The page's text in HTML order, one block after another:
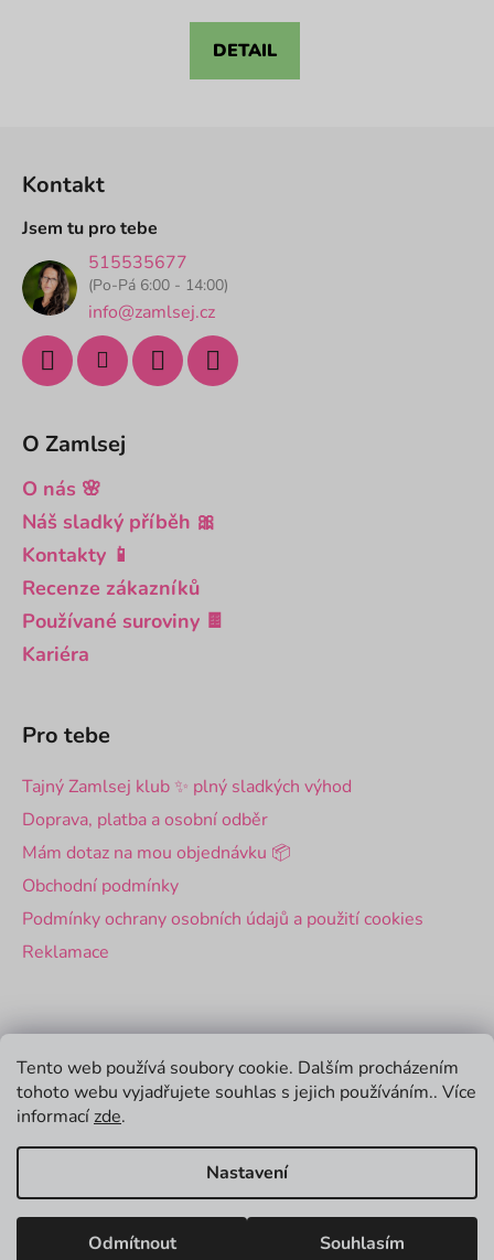
Tento web používá soubory cookie. Dalším procházením
tohoto webu vyjadřujete souhlas s jejich používáním.. Více
informací zde.
Nastavení
Odmítnout Souhlasím
z
DETAIL
Kontakt
Jsem tu pro tebe
515535677
(Po-Pá 6:00 - 14:00)
info@zamlsej.cz
O Zamlsej
O nás 🌸
Náš sladký příběh 🎀
Kontakty 📱
Recenze zákazníků
Používané suroviny 🍫
Kariéra
Pro tebe
Tajný Zamlsej klub ✨ plný sladkých výhod
Doprava, platba a osobní odběr
Mám dotaz na mou objednávku 📦
Obchodní podmínky
Podmínky ochrany osobních údajů a použití cookies
Reklamace
Velkoobchod
Firemní dárky
Vytvořil Shoptet
Copyright 2026Zamlsej . Všechna práva vyhrazena.